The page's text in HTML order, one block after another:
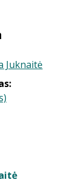
Juknaitė